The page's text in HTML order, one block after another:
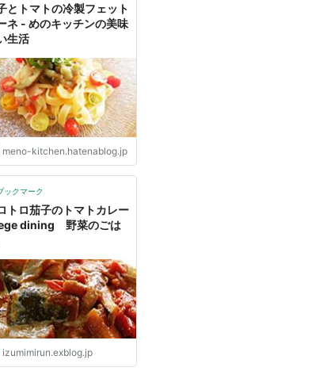
とトマトの冷製フェット
ネ - めのキッチンの美味
生活
meno-kitchen.hatenablog.jp
ックマーク
トロ茄子のトマトカレー
dining 野菜のごは
izumimirun.exblog.jp